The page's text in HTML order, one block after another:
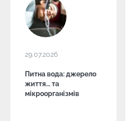
29.07.2026
Питна вода: джерело
життя... та
мікроорганізмів